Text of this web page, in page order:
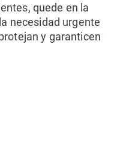
quede en la
necesidad urgente
y garanticen